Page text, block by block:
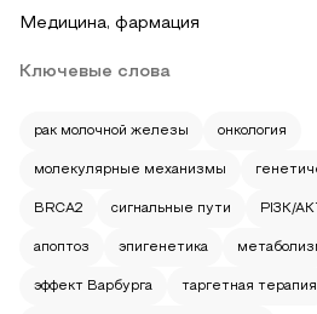
Медицина, фармация
Ключевые слова
рак молочной железы онкология
молекулярные механизмы
BRCA2 сигнальные пути PI3K/
апоптоз эпигенетика
эффект Варбурга таргетная терапия